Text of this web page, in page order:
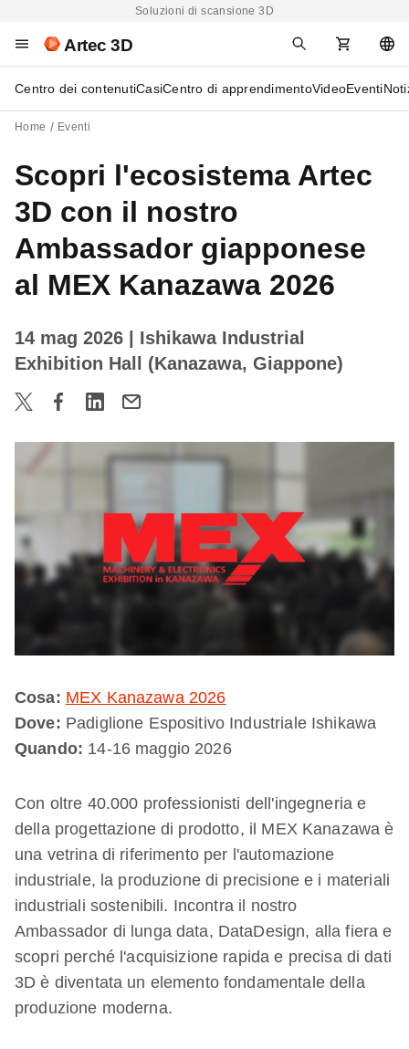
Soluzioni di scansione 3D
Artec 3D
Centro dei contenutiCasiCentro di apprendimentoVideoEventi
Home Eventi
Scopri l'ecosistema Artec
3D con il nostro
Ambassador giapponese
al MEX Kanazawa 2026
14 mag 2026
| Ishikawa Industrial
Exhibition Hall (Kanazawa, Giappone)
Cosa: MEX Kanazawa 2026
Dove: Padiglione Espositivo Industriale Ishikawa
Quando: 14-16 maggio 2026
Con oltre 40.000 professionisti dell'ingegneria e
della progettazione di prodotto, il MEX Kanazawa è
una vetrina di riferimento per l'automazione
industriale, la produzione di precisione e i materiali
industriali sostenibili. Incontra il nostro
Ambassador di lunga data, DataDesign, alla fiera e
scopri perché l'acquisizione rapida e precisa di dati
3D è diventata un elemento fondamentale della
produzione moderna.